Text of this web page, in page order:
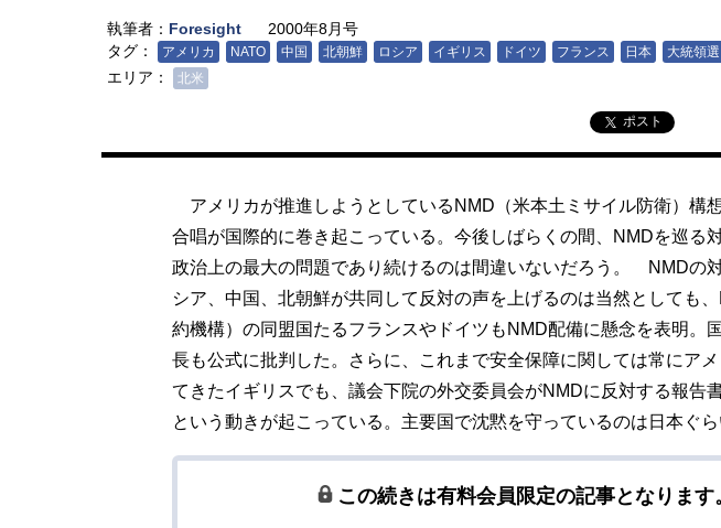
執筆者： Foresight
2000年8月号
タグ：
アメリカ NATO 中国 北朝鮮 ロシア イギリス ドイツ フランス 日本 大統領選
エリア： 北米
ポスト
アメリカが推進しようとしているNMD（米本土ミサイル防衛）構
合唱が国際的に巻き起こっている。今後しばらくの間、NMDを巡る
政治上の最大の問題であり続けるのは間違いないだろう。 NMDの
シア、中国、北朝鮮が共同して反対の声を上げるのは当然としても
約機構）の同盟国たるフランスやドイツもNMD配備に懸念を表明。
長も公式に批判した。さらに、これまで安全保障に関しては常にア
てきたイギリスでも、議会下院の外交委員会がNMDに反対する報告
という動きが起こっている。主要国で沈黙を守っているのは日本ぐら
この続きは有料会員限定の記事となります